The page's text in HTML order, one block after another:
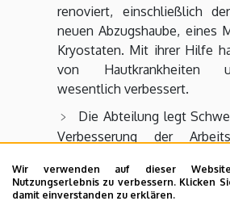
Wir verwenden auf dieser
Nutzungserlebnis zu verbessern. Klicken
damit einverstanden zu erklären.
renoviert, einschließlich
neuen Abzugshaube, eines
Kryostaten. Mit ihrer Hilfe
von Hautkrankheiten
wesentlich verbessert.
Die Abteilung legt
Verbesserung der
diesem Sinne
Spindsystem eingeführt.